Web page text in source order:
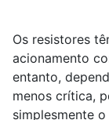
Os resistores
acionamento
entanto,
menos crítica,
simplesmente